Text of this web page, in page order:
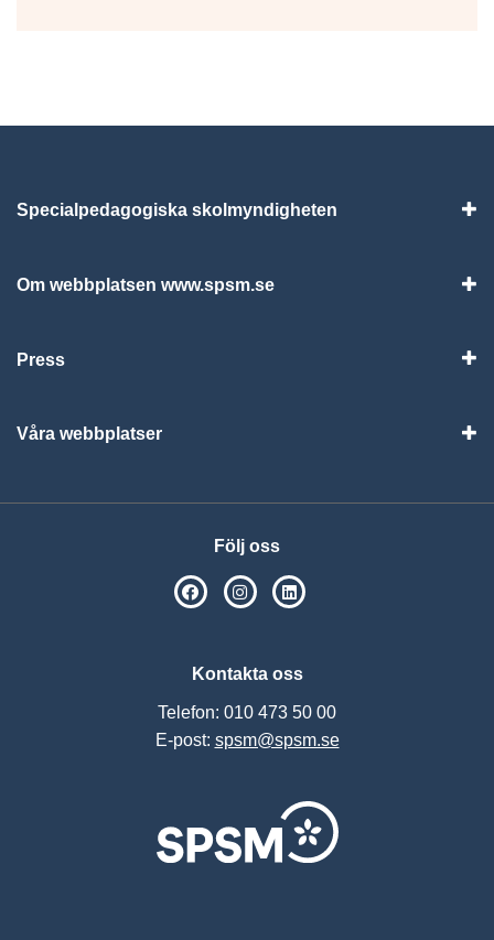
Specialpedagogiska skolmyndigheten
Om webbplatsen www.spsm.se
Press
Våra webbplatser
Följ oss
SPSM på Facebook
SPSM på Instagram
Kontakta oss
Telefon: 010 473 50 00
E-post: spsm@spsm.se